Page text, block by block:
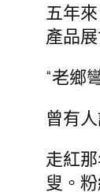
五年
產品
“老鄉
曾有
走紅
叟。